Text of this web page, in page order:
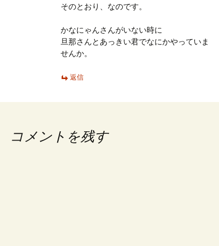
そのとおり、なのです。
かなにゃんさんがいない時に
旦那さんとあっきい君でなにかやっていま
せんか。
返信
コメントを残す